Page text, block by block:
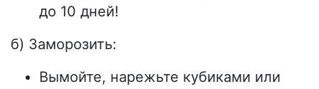
до 10 дней!
б) Заморозить:
Вымойте, нарежьте кубиками или